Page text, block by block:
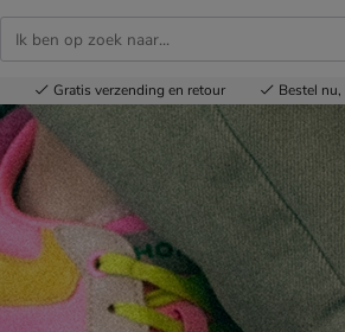
Gratis verzending en retour Bestel nu,